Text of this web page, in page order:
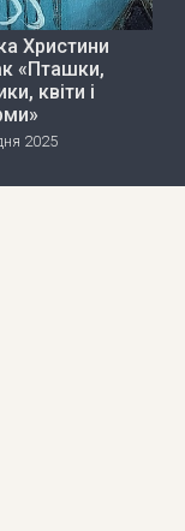
Христини
«Пташки,
квіти і
2025